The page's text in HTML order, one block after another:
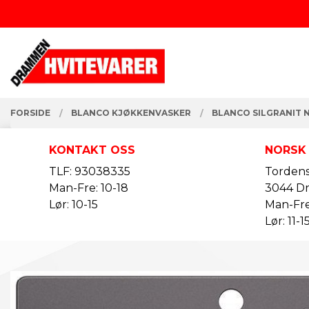
til
innholdet
PRODUKTER
FORSIDE BLANCO KJØKKENVASKER BLANCO SILGRANIT
KONTAKT OSS
TLF: 93038335
Man-Fre: 10-18
Lør: 10-15
3044
Man-
Lør: 11-